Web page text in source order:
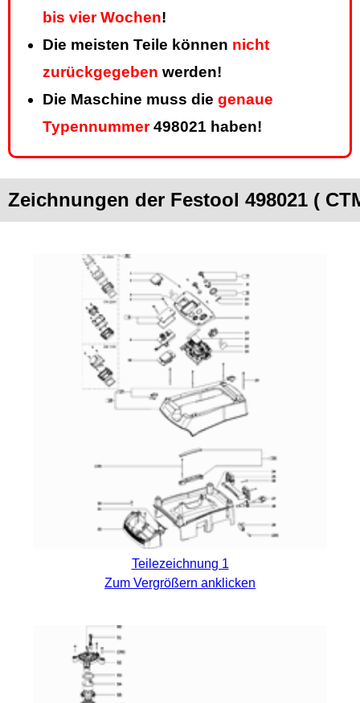
bis vier Wochen!
Die meisten Teile können nicht
zurückgegeben werden!
Die Maschine muss die genaue
Typennummer498021 haben!
Zeichnungen der Festool 498021 (
Teilezeichnung 1
Zum Vergrößern anklicken